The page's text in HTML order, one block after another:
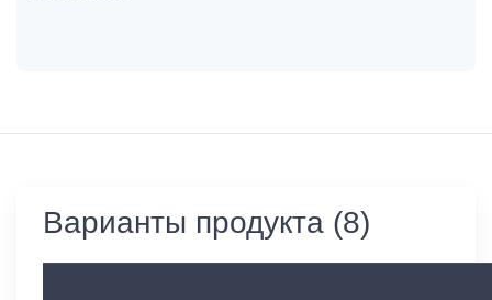
Варианты продукта (8)